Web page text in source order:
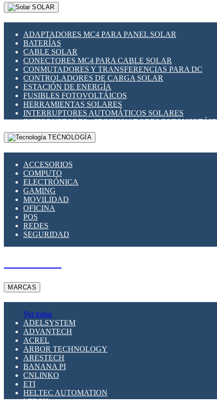
SOLAR
ADAPTADORES MC4 PARA PANEL SOLAR
BATERÍAS
CABLE SOLAR
CONECTORES MC4 PARA CABLE SOLAR
CONMUTADORES Y TRANSFERENCIAS PARA DC
CONTROLADORES DE CARGA SOLAR
ESTACIÓN DE ENERGÍA
FUSIBLES FOTOVOLTÁICOS
HERRAMIENTAS SOLARES
INTERRUPTORES AUTOMÁTICOS SOLARES
INTERRUPTORES - SECCIONADORES
MONTAJE PANEL SOLAR
PORTA FUSIBLES Y SECCIONADORES
TECNOLOGÍA
ACCESORIOS
COMPUTO
ELECTRÓNICA
GAMING
MOVILIDAD
OFICINA
POS
REDES
SEGURIDAD
MARCAS
Ver todas
ADELSYSTEM
ADVANTECH
ACREL
ARBOR TECHNOLOGY
ARESTECH
BANANA PI
CNLINKO
ETI
HELTEC AUTOMATION
LTECH